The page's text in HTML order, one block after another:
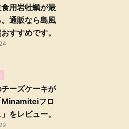
用岩牡蠣が最
通販なら島風
すすめです。
チーズケーキが
Minamiteiフロ
をレビュー。